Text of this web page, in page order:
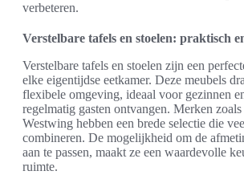
verbeteren.
Verstelbare tafels en stoelen: praktisch
Verstelbare tafels en stoelen zijn een
elke eigentijdse eetkamer. Deze meubels
flexibele omgeving, ideaal voor gezinnen
regelmatig gasten ontvangen. Merken
Westwing hebben een brede selectie die
combineren. De mogelijkheid om de
aan te passen, maakt ze een waardevolle
ruimte.